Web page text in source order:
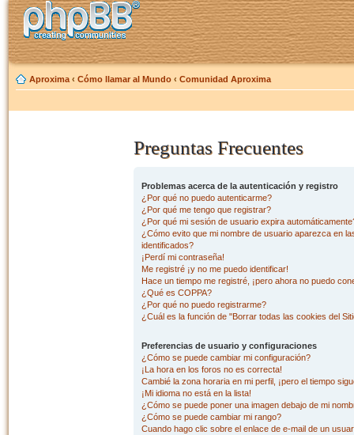
Aproxima ‹ Cómo llamar al Mundo ‹ Comunidad Aproxima
Preguntas Frecuentes
Problemas acerca de la autenticación y registro
¿Por qué no puedo autenticarme?
¿Por qué me tengo que registrar?
¿Por qué mi sesión de usuario expira
¿Cómo evito que mi nombre de usuario aparezca en
identificados?
¡Perdí mi contraseña!
Me registré ¡y no me puedo identificar!
Hace un tiempo me registré, ¡pero ahora no puedo
¿Qué es COPPA?
¿Por qué no puedo registrarme?
¿Cuál es la función de "Borrar todas las cookies del
Preferencias de usuario y configuraciones
¿Cómo se puede cambiar mi configuración?
¡La hora en los foros no es correcta!
Cambié la zona horaria en mi perfil, ¡pero el tiempo
¡Mi idioma no está en la lista!
¿Cómo se puede poner una imagen debajo de mi
¿Cómo se puede cambiar mi rango?
Cuando hago clic sobre el enlace de e-mail de un